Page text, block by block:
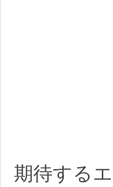
期待する